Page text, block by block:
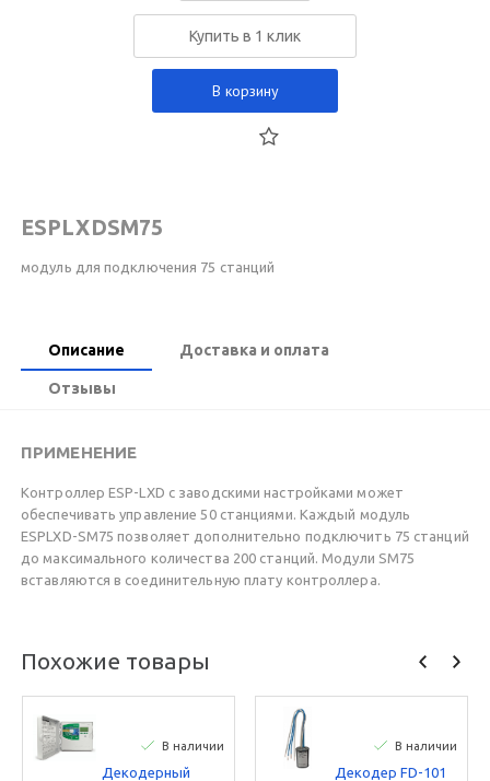
Купить в 1 клик
В корзину
ESPLXDSM75
модуль для подключения 75 станций
Описание Доставка и оплата
Отзывы
ПРИМЕНЕНИЕ
Контроллер ESP-LXD с заводскими настройками может
обеспечивать управление 50 станциями. Каждый модуль
ESPLXD-SM75 позволяет дополнительно подключить 75 станций
до максимального количества 200 станций. Модули SM75
вставляются в соединительную плату контроллера.
Похожие товары
В наличии
Декодерный
В наличии
Декодер FD-101